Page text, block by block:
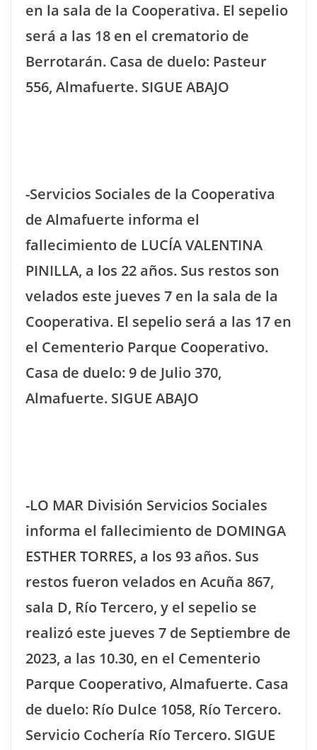
en la sala de la Cooperativa. El sepelio
será a las 18 en el crematorio de
Berrotarán. Casa de duelo: Pasteur
556, Almafuerte. SIGUE ABAJO
-Servicios Sociales de la Cooperativa
de Almafuerte informa el
fallecimiento de LUCÍA VALENTINA
PINILLA, a los 22 años. Sus restos son
velados este jueves 7 en la sala de la
Cooperativa. El sepelio será a las 17 en
el Cementerio Parque Cooperativo.
Casa de duelo: 9 de Julio 370,
Almafuerte. SIGUE ABAJO
-LO MAR División Servicios Sociales
informa el fallecimiento de DOMINGA
ESTHER TORRES, a los 93 años. Sus
restos fueron velados en Acuña 867,
sala D, Río Tercero, y el sepelio se
realizó este jueves 7 de Septiembre de
2023, a las 10.30, en el Cementerio
Parque Cooperativo, Almafuerte. Casa
de duelo: Río Dulce 1058, Río Tercero.
Servicio Cochería Río Tercero. SIGUE